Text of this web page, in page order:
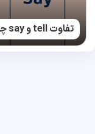
تفاوت tell و say چیست؟